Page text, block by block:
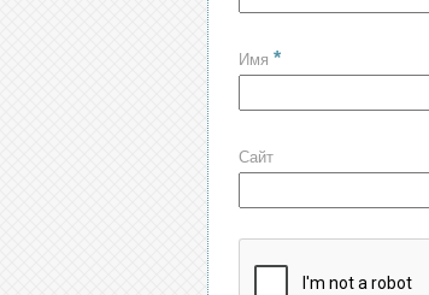
Имя *
Сайт